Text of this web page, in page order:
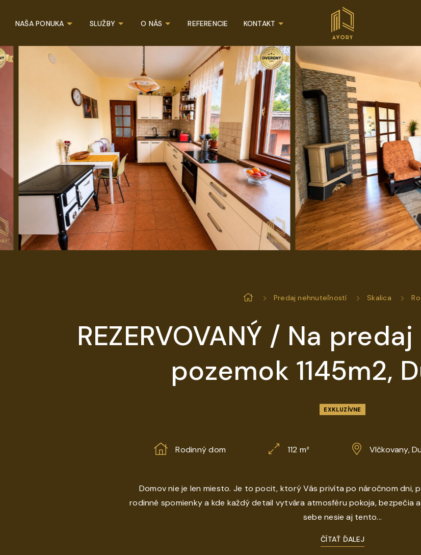
NAŠA PONUKA SLUŽBY O NÁS REFERENCIE KONTAKT
Predaj nehnuteľností Skalica
REZERVOVANÝ / Na
pozemok 1145m2,
EXKLUZÍVNE
Rodinný dom 112 m² Vlčkovany,
Domov nie je len miesto. Je to pocit, ktorý Vás privíta po náročnom dni,
rodinné spomienky a kde každý detail vytvára atmosféru pokoja, bezpečia
sebe nesie aj tento...
ČÍTAŤ ĎALEJ